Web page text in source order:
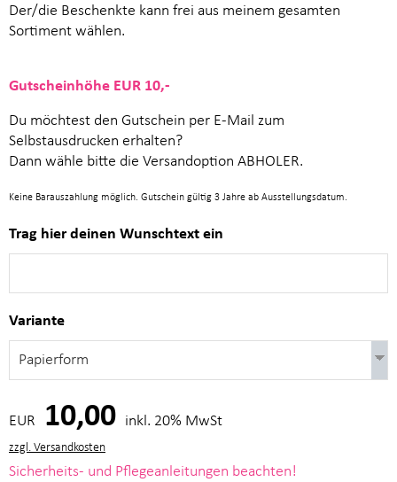
Der/die Beschenkte kann frei aus meinem gesamten
Sortiment wählen.
Gutscheinhöhe EUR 10,-
Du möchtest den Gutschein per E-Mail zum
Selbstausdrucken erhalten?
Dann wähle bitte die Versandoption ABHOLER.
Keine Barauszahlung möglich. Gutschein gültig 3 Jahre ab Ausstellungsdatum.
Trag hier deinen Wunschtext ein
Variante
EUR 10,00 inkl. 20% MwSt
zzgl. Versandkosten
Sicherheits- und Pflegeanleitungen beachten!